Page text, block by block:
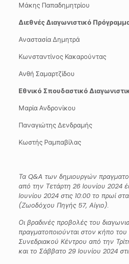
Μάκης Παπαδημητρίου
Διεθνές Διαγωνιστικό
Αναστασία Δημητρά
Κωνσταντίνος Κακαρούντας
Ανθή Σαμαρτζίδου
Εθνικό Σπουδαστικό
Μαρία Ανδρονίκου
Παναγιώτης Δενδραμής
Κωστής Ραμπαβίλας
Τα Q&A των δημιουργών
από την Τετάρτη 26 Ιουνίου 2024
Ιουνίου 2024 στις 10:00 το πρωί
(Ζωοδόχου Πηγής 57, Αίγιο).
Οι βραδινές προβολές του
πραγματοποιούνται στον κήπο
Συνεδριακού Κέντρου από την
και το Σάββατο 29 Ιουνίου 2024